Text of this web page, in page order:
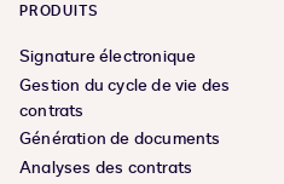
PRODUITS
Signature électronique
Gestion du cycle de vie des
contrats
Génération de documents
Analyses des contrats